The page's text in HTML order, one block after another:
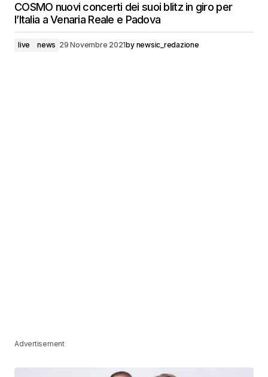
COSMO nuovi concerti dei suoi blitz in giro per
l’Italia a Venaria Reale e Padova
live news 29 Novembre 2021by newsic_redazione
Advertisement